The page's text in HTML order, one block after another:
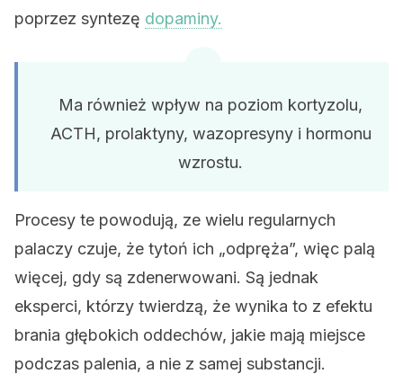
poprzez syntezę dopaminy.
Ma również wpływ na poziom kortyzolu,
ACTH, prolaktyny, wazopresyny i hormonu
wzrostu.
Procesy te powodują, ze wielu regularnych
palaczy czuje, że tytoń ich „odpręża”, więc palą
więcej, gdy są zdenerwowani. Są jednak
eksperci, którzy twierdzą, że wynika to z efektu
brania głębokich oddechów, jakie mają miejsce
podczas palenia, a nie z samej substancji.